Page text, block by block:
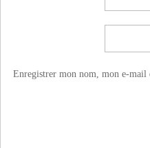
Enregistrer mon nom, mon e-mail